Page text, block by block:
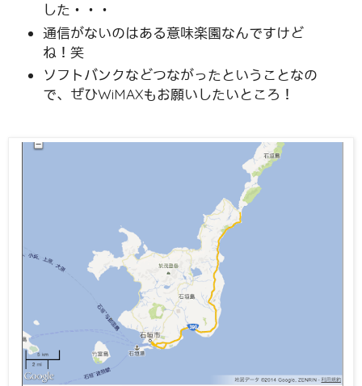
した・・・
通信がないのはある意味楽園なんですけど
ね！笑
ソフトバンクなどつながったということなの
で、ぜひWiMAXもお願いしたいところ！